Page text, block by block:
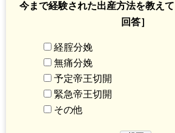
今まで経験された出産方法を教え
回答］
経腟分娩
無痛分娩
予定帝王切開
緊急帝王切開
その他